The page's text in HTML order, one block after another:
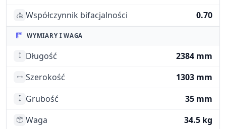
Współczynnik bifacjalności
0.70
WYMIARY I WAGA
Długość
2384 mm
Szerokość
1303 mm
Grubość
35 mm
Waga
34.5 kg